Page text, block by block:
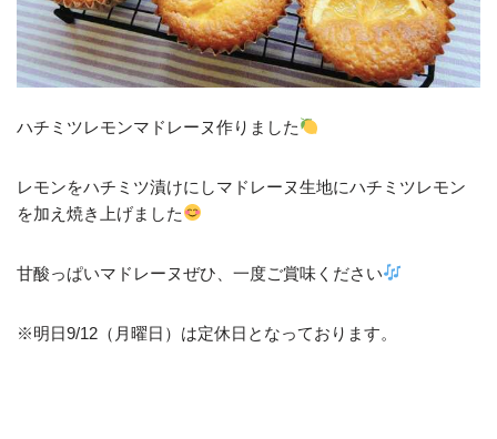
ハチミツレモンマドレーヌ作りました
レモンをハチミツ漬けにしマドレーヌ生地にハチミツレモン
を加え焼き上げました
甘酸っぱいマドレーヌぜひ、一度ご賞味ください
※明日9/12（月曜日）は定休日となっております。